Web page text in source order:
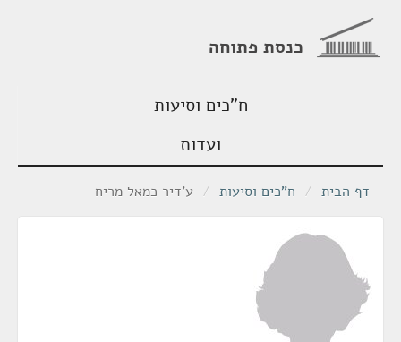
כנסת פתוחה
ח"כים וסיעות
ועדות
דף הבית / ח"כים וסיעות / ע'דיר כמאל מריח